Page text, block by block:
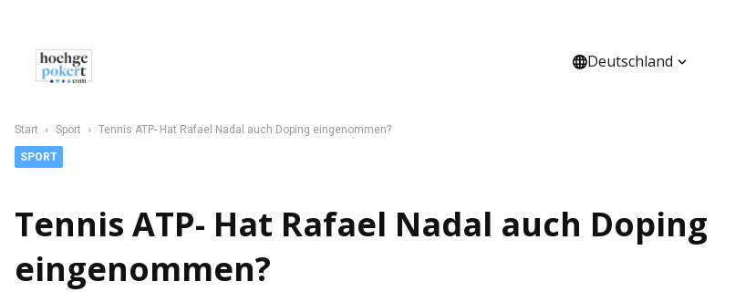
Deutschland
Start Sport Tennis ATP- Hat Rafael Nadal auch Doping eingenommen?
SPORT
Tennis ATP- Hat Rafael Nadal auch Doping
eingenommen?